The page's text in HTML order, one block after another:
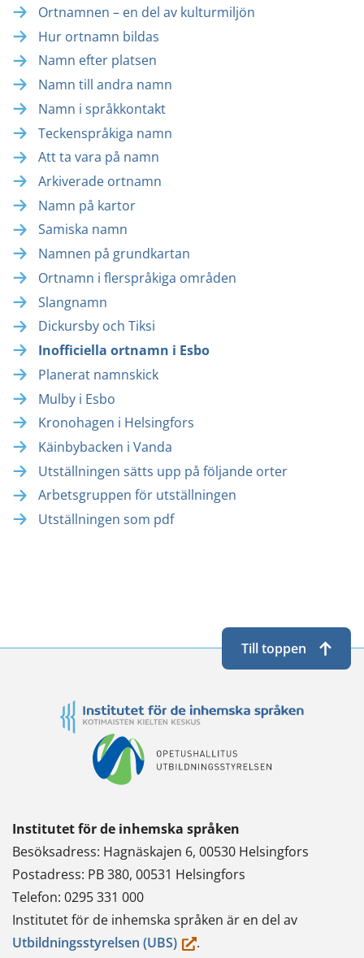
Ortnamnen – en del av kulturmiljön
Hur ortnamn bildas
Namn efter platsen
Namn till andra namn
Namn i språkkontakt
Teckenspråkiga namn
Att ta vara på namn
Arkiverade ortnamn
Namn på kartor
Samiska namn
Namnen på grundkartan
Ortnamn i flerspråkiga områden
Slangnamn
Dickursby och Tiksi
Inofficiella ortnamn i Esbo
Planerat namnskick
Mulby i Esbo
Kronohagen i Helsingfors
Käinbybacken i Vanda
Utställningen sätts upp på följande orter
Arbetsgruppen för utställningen
Utställningen som pdf
Institutet för de inhemska språken
Besöksadress: Hagnäskajen 6, 00530 Helsingfors
Postadress: PB 380, 00531 Helsingfors
Telefon: 0295 331 000
Institutet för de inhemska språken är en del av
Utbildningsstyrelsen (UBS)(du.
Till toppen